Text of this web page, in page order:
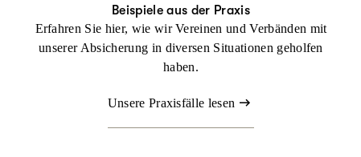
Beispiele aus der Praxis
Erfahren Sie hier, wie wir Vereinen und Verbänden mit
unserer Absicherung in diversen Situationen geholfen
haben.
Unsere Praxisfälle lesen